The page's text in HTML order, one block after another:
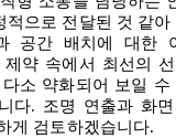
적으로 전달된 것 같
공간 배치에 대한
약 속에서 최선의
소 약화되어 보일
다. 조명 연출과 화
게 검토하겠습니다.